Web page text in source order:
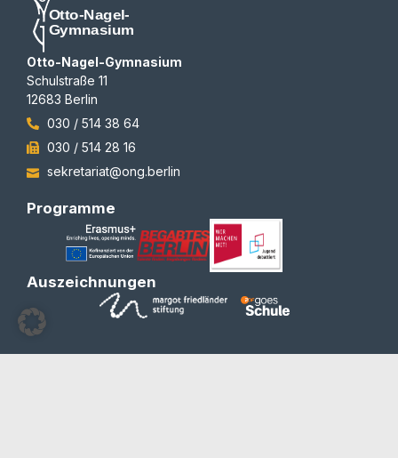
Otto-Nagel-Gymnasium
Schulstraße 11
12683 Berlin
030 / 514 38 64
030 / 514 28 16
sekretariat@ong.berlin
Programme
Auszeichnungen